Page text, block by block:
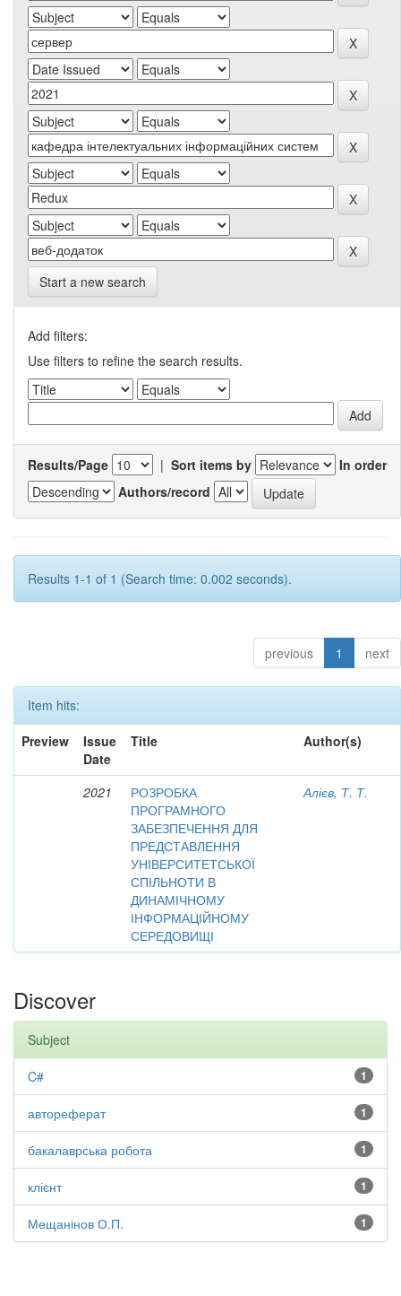
Start a new search
Add filters:
Use filters to refine the search results.
Results/Page | Sort items by
In order
Authors/record
Results 1-1 of 1 (Search time: 0.002 seconds).
previous 1 next
Item hits:
Preview
Issue
Date
Title Author(s)
2021
РОЗРОБКА
ПРОГРАМНОГО
ЗАБЕЗПЕЧЕННЯ ДЛЯ
ПРЕДСТАВЛЕННЯ
УНІВЕРСИТЕТСЬКОЇ
СПІЛЬНОТИ В
ДИНАМІЧНОМУ
ІНФОРМАЦІЙНОМУ
СЕРЕДОВИЩІ
Алієв, Т. Т.
Discover
Subject
1
C#
1
автореферат
1
бакалаврська робота
1
клієнт
1
Мещанінов О.П.